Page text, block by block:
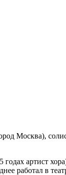
Москва),
годах артист
работал в